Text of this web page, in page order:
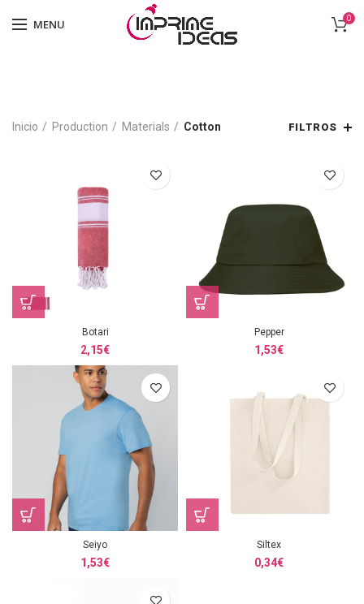
MENU 0
Inicio Production Materials Cotton FILTROS
Botari
2,15€
Pepper
1,53€
Seiyo
1,53€
Siltex
0,34€